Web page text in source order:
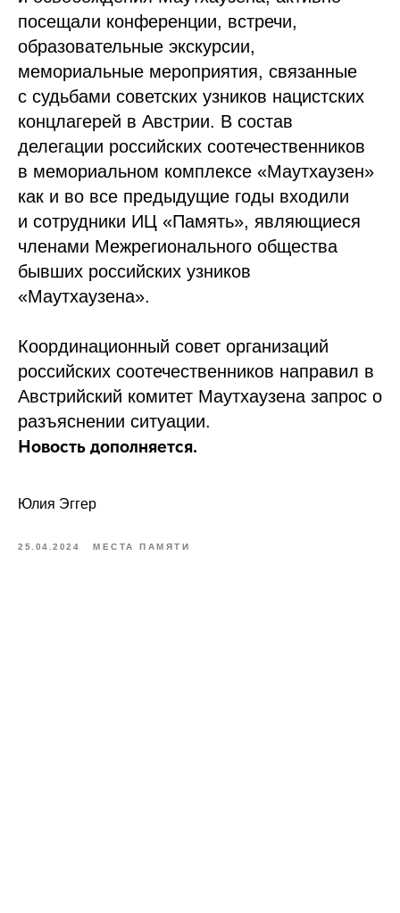
посещали конференции, встречи,
образовательные экскурсии,
мемориальные мероприятия, связанные
с судьбами советских узников нацистских
концлагерей в Австрии. В состав
делегации российских соотечественников
в мемориальном комплексе «Маутхаузен»
как и во все предыдущие годы входили
и сотрудники ИЦ «Память», являющиеся
членами Межрегионального общества
бывших российских узников
«Маутхаузена».
Координационный совет организаций
российских соотечественников направил в
Австрийский комитет Маутхаузена запрос о
разъяснении ситуации.
Новость дополняется.
Юлия Эггер
25.04.2024 МЕСТА ПАМЯТИ